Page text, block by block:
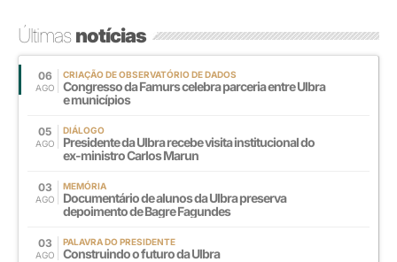
Últimasnotícias
06
AGO
CRIAÇÃO DE OBSERVATÓRIO DE DADOS
Congresso da Famurs celebra parceria entre Ulbra
e municípios
05
AGO
DIÁLOGO
Presidente da Ulbra recebe visita institucional do
ex-ministro Carlos Marun
03
AGO
MEMÓRIA
Documentário de alunos da Ulbra preserva
depoimento de Bagre Fagundes
03
AGO
PALAVRA DO PRESIDENTE
Construindo o futuro da Ulbra